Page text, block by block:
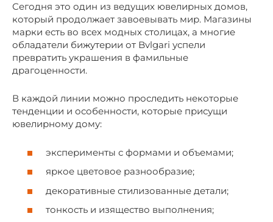
Сегодня это один из ведущих ювелирных домов,
который продолжает завоевывать мир. Магазины
марки есть во всех модных столицах, а многие
обладатели бижутерии от Bvlgari успели
превратить украшения в фамильные
драгоценности.
В каждой линии можно проследить некоторые
тенденции и особенности, которые присущи
ювелирному дому:
эксперименты с формами и объемами;
яркое цветовое разнообразие;
декоративные стилизованные детали;
тонкость и изящество выполнения;